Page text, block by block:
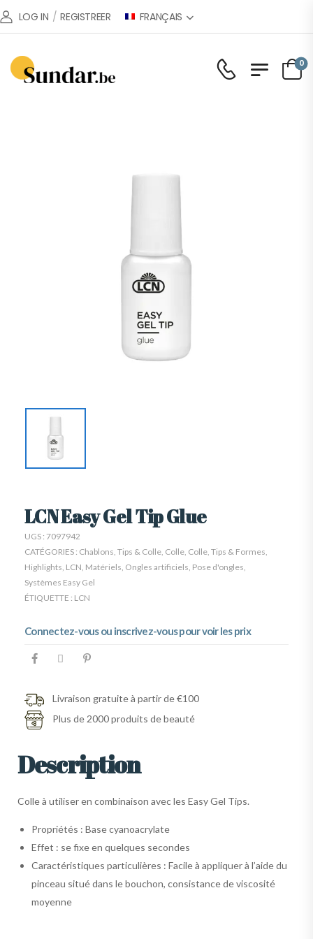
LOG IN / REGISTREER FRANÇAIS
0
LCN Easy Gel Tip Glue
UGS : 7097942
CATÉGORIES : Chablons, Tips & Colle Colle Colle, Tips & Formes
Highlights LCN Matériels Ongles artificiels Pose d'ongles
Systèmes Easy Gel
ÉTIQUETTE : LCN
Connectez-vous ou inscrivez-vous pour voir les prix
Livraison gratuite à partir de €100
Plus de 2000 produits de beauté
Description
Colle à utiliser en combinaison avec les Easy Gel Tips.
Propriétés : Base cyanoacrylate
Effet : se fixe en quelques secondes
Caractéristiques particulières : Facile à appliquer à l’aide du
pinceau situé dans le bouchon, consistance de viscosité
moyenne